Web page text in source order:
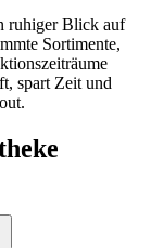
ruhiger Blick auf
Sortimente,
spart Zeit und